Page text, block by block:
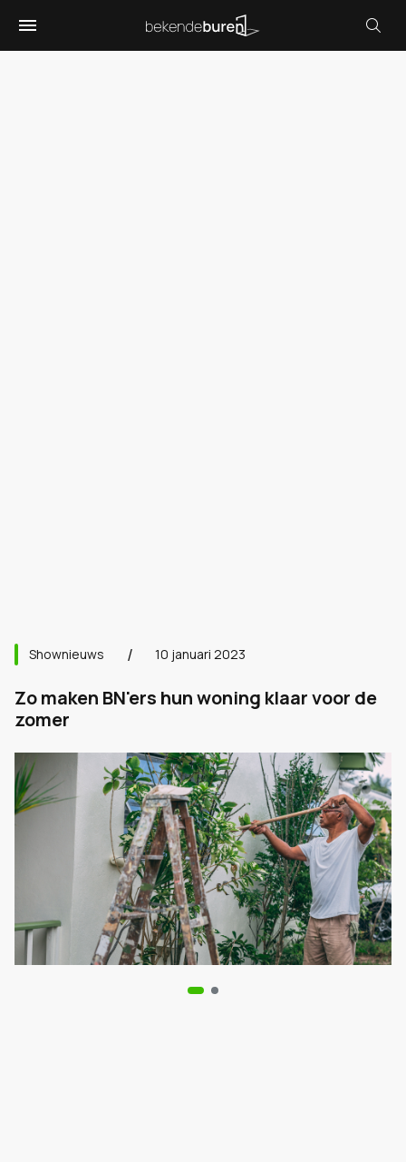
Shownieuws 10 januari 2023
Zo maken BN'ers hun woning klaar voor de
zomer